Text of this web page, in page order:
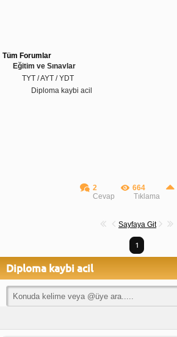
Tüm Forumlar
Eğitim ve Sınavlar
TYT / AYT / YDT
Diploma kaybi acil
2
Cevap
664
Tıklama
Sayfaya Git
1
Diploma kaybi acil